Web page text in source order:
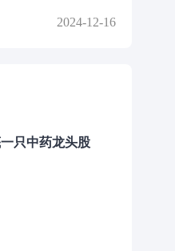
2024-12-16
只中药龙头股